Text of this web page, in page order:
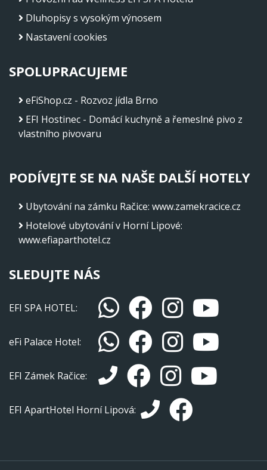
Dluhopisy s vysokým výnosem
Nastavení cookies
SPOLUPRACUJEME
eFiShop.cz - Rozvoz jídla Brno
EFI Hostinec - Domácí kuchyně a řemeslné pivo z
vlastního pivovaru
PODÍVEJTE SE NA NAŠE DALŠÍ HOTELY
Ubytování na zámku Račice: www.zamekracice.cz
Hotelové ubytování v Horní Lipové:
www.efiaparthotel.cz
SLEDUJTE NÁS
EFI SPA HOTEL:
eFi Palace Hotel:
EFI Zámek Račice:
EFI ApartHotel Horní Lipová: